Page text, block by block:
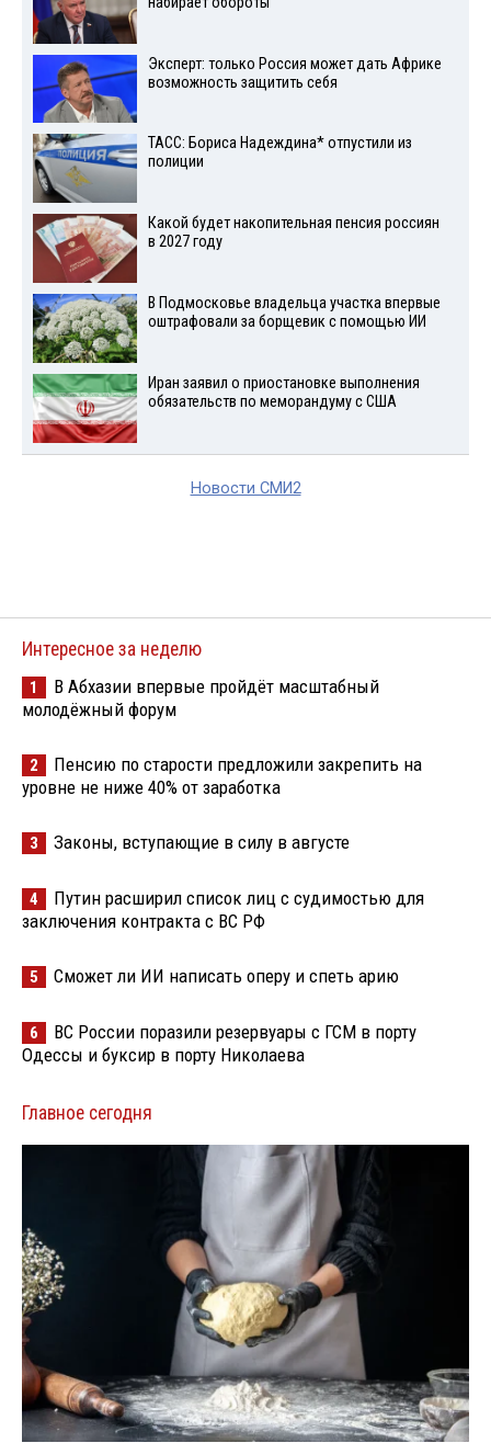
Эксперт: только Россия может дать Африке
возможность защитить себя
ТАСС: Бориса Надеждина* отпустили из
полиции
Какой будет накопительная пенсия россиян
в 2027 году
В Подмосковье владельца участка впервые
оштрафовали за борщевик с помощью ИИ
Иран заявил о приостановке выполнения
обязательств по меморандуму с США
Новости СМИ2
Интересное за неделю
1
В Абхазии впервые пройдёт масштабный
молодёжный форум
2
Пенсию по старости предложили закрепить на
уровне не ниже 40% от заработка
3 Законы, вступающие в силу в августе
4
Путин расширил список лиц с судимостью для
заключения контракта с ВС РФ
5 Сможет ли ИИ написать оперу и спеть арию
6
ВС России поразили резервуары с ГСМ в порту
Одессы и буксир в порту Николаева
Главное сегодня